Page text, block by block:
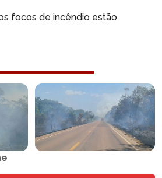
focos de incêndio estão